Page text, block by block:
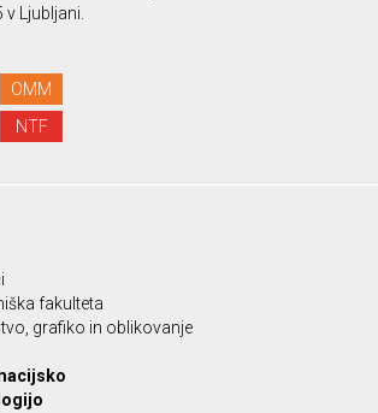
Ljubljani.
OMM
NTF
fakulteta
grafiko in oblikovanje